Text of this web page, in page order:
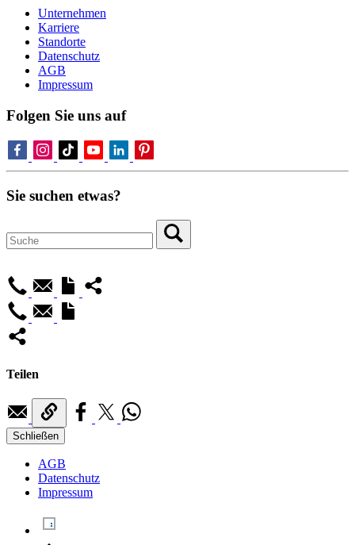
Unternehmen
Karriere
Standorte
Datenschutz
AGB
Impressum
Folgen Sie uns auf
Sie suchen etwas?
Teilen
Schließen
AGB
Datenschutz
Impressum